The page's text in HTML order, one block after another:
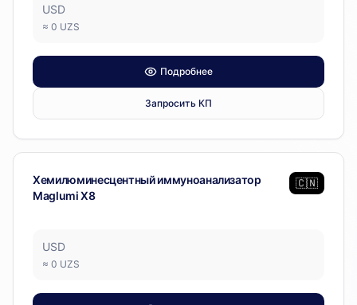
USD
≈ 0 UZS
Подробнее
Запросить КП
Лабораторное оборудование
Хемилюминесцентный иммуноанализатор
Maglumi X8
🇨🇳
USD
≈ 0 UZS